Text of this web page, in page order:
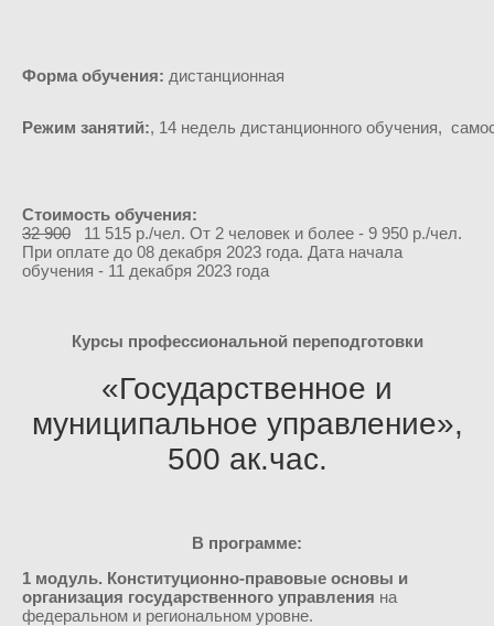
Форма обучения: дистанционная
Режим занятий:, 14 недель дистанционного обучения,
Стоимость обучения:
32 900 11 515 р./чел. От 2 человек и более - 9 950 р./чел.
При оплате до 08 декабря 2023 года. Дата начала
обучения - 11 декабря 2023 года
Курсы профессиональной переподготовки
«Государственное и
муниципальное управление»,
500 ак.час.
В программе:
1 модуль. Конституционно-правовые основы и
организация государственного управления на
федеральном и региональном уровне.